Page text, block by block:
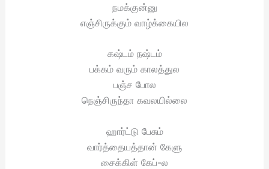
நமக்குன்னு
எஞ்சிருக்கும் வாழ்க்கையில
கஷ்டம் நஷ்டம்
பக்கம் வரும் காலத்துல
பஞ்ச போல
நெஞ்சிருந்தா கவலயில்லை
ஹார்ட்டு பேசும்
வார்த்தையத்தான் கேளு
சைக்கிள் கேப்-ல